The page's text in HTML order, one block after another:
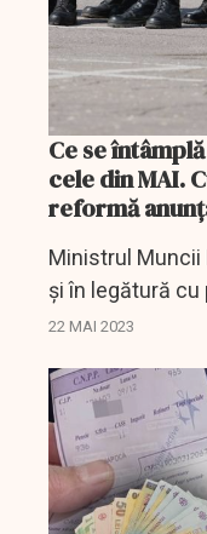
Ce se
cele din MAI.
reformă
Ministrul Muncii
și în legătură cu
Apărării
22 MAI 2023